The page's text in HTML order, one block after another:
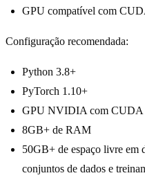
GPU compatível com
Configuração recomendada:
Python 3.8+
PyTorch 1.10+
GPU NVIDIA com CUDA
8GB+ de RAM
50GB+ de espaço livre em
conjuntos de dados e